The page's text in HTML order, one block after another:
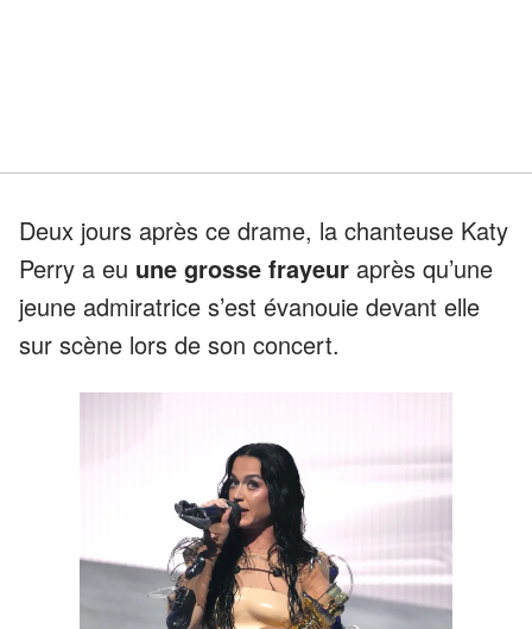
Deux jours après ce drame, la chanteuse Katy
Perry a eu une grosse frayeur après qu’une
jeune admiratrice s’est évanouie devant elle
sur scène lors de son concert.